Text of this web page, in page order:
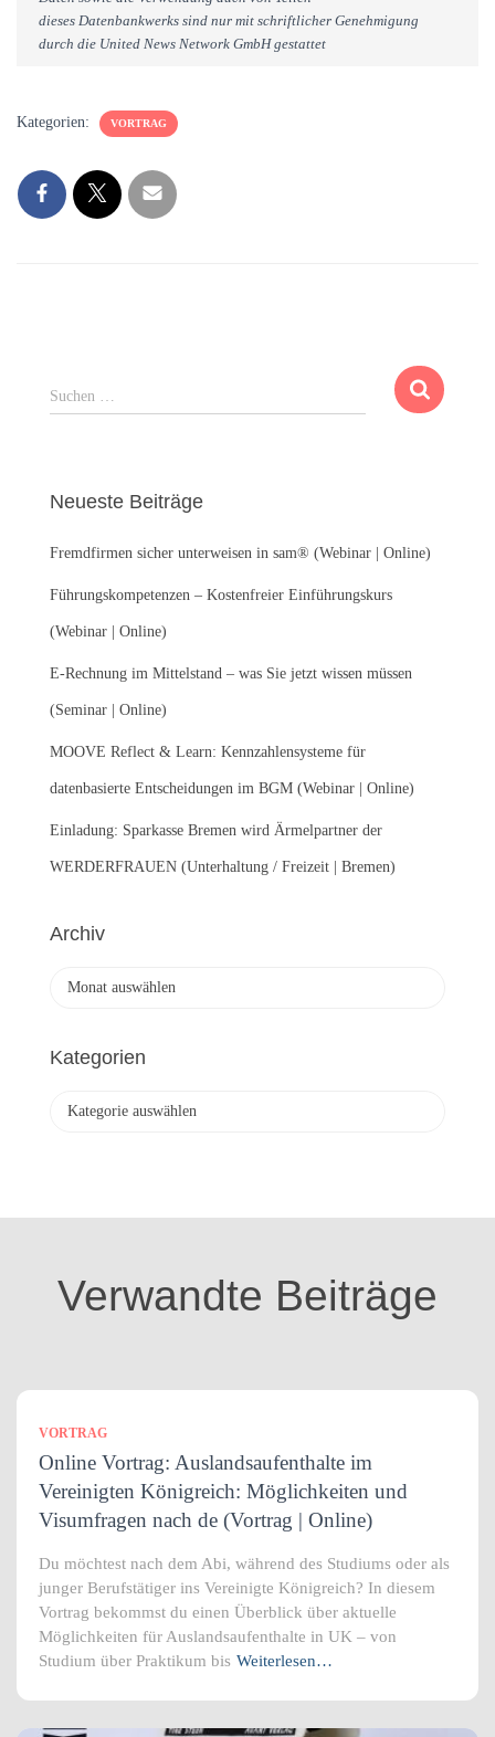
dieses Datenbankwerks sind nur mit schriftlicher Genehmigung
durch die United News Network GmbH gestattet
Kategorien: VORTRAG
S
u
n
a
h
:
Suchen …
Neueste Beiträge
Fremdfirmen sicher unterweisen in sam® (Webinar | Online)
Führungskompetenzen – Kostenfreier Einführungskurs
(Webinar | Online)
E-Rechnung im Mittelstand – was Sie jetzt wissen müssen
(Seminar | Online)
MOOVE Reflect & Learn: Kennzahlensysteme für
datenbasierte Entscheidungen im BGM (Webinar | Online)
Einladung: Sparkasse Bremen wird Ärmelpartner der
WERDERFRAUEN (Unterhaltung / Freizeit | Bremen)
Archiv
h
Kategorien
o
Verwandte Beiträge
VORTRAG
Online Vortrag: Auslandsaufenthalte im
Vereinigten Königreich: Möglichkeiten und
Visumfragen nach de (Vortrag | Online)
Du möchtest nach dem Abi, während des Studiums oder als
junger Berufstätiger ins Vereinigte Königreich? In diesem
Vortrag bekommst du einen Überblick über aktuelle
Möglichkeiten für Auslandsaufenthalte in UK – von
Studium über Praktikum bis Weiterlesen…